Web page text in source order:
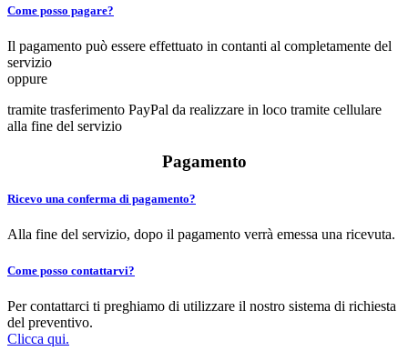
Come posso pagare?
Il pagamento può essere effettuato in contanti al completamente del
servizio
oppure
tramite trasferimento PayPal da realizzare in loco tramite cellulare
alla fine del servizio
Pagamento
Ricevo una conferma di pagamento?
Alla fine del servizio, dopo il pagamento verrà emessa una ricevuta.
Come posso contattarvi?
Per contattarci ti preghiamo di utilizzare il nostro sistema di richiesta
del preventivo.
Clicca qui.